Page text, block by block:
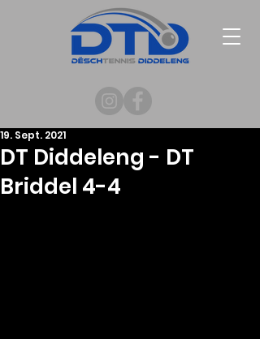
DT Diddeleng - DT
Briddel 4-4
19. Sept. 2021